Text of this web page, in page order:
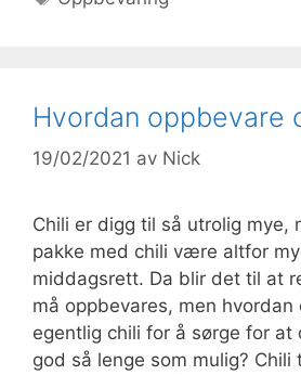
Hvordan oppbevare
19/02/2021 av Nick
Chili er digg til så utrolig mye,
pakke med chili være altfor
middagsrett. Da blir det til at
må oppbevares, men hvordan
egentlig chili for å sørge for at
god så lenge som mulig? Chili